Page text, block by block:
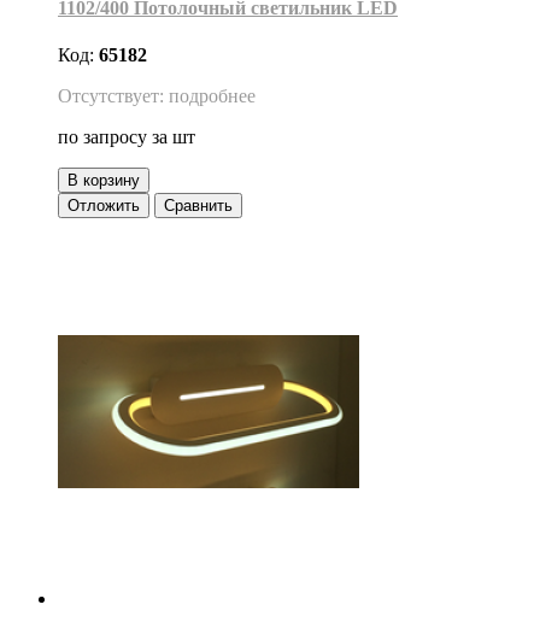
1102/400 Потолочный светильник LED
Код: 65182
Отсутствует: подробнее
по запросу за шт
В корзину
Отложить
Сравнить